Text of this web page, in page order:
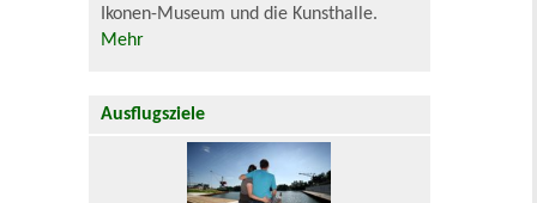
Ikonen-Museum und die Kunsthalle.
Mehr
Ausflugsziele